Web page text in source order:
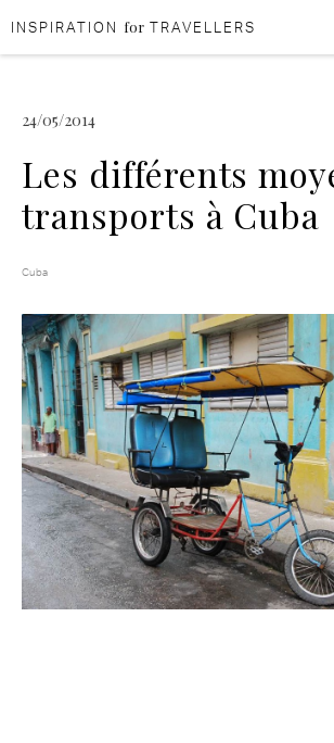
Aller au contenu
Aller au menu
INSPIRATION for TRAVELLERS
24/05/2014
Les différents
transports à Cuba
Cuba